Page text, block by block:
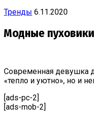
Тренды 6.11.2020
Модные
Современная девушка
«тепло и уютно», но и
[ads-pc-2]
[ads-mob-2]